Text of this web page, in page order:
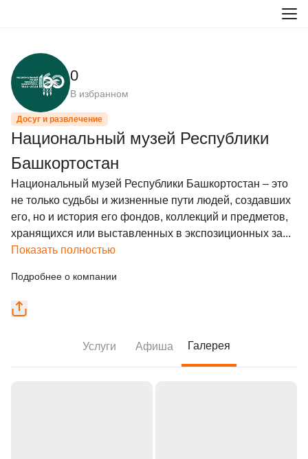
0
В избранном
Досуг и развлечение
Национальный музей Республики
Башкортостан
Национальный музей Республики Башкортостан – это
не только судьбы и жизненные пути людей, создавших
его, но и история его фондов, коллекций и предметов,
хранящихся или выставленных в экспозиционных за...
Показать полностью
Подробнее о компании
Услуги Афиша Галерея